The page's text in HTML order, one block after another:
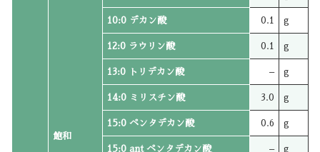
飽和
10:0 デカン酸 0.1 g
12:0 ラウリン酸 0.1 g
13:0 トリデカン酸 – g
14:0 ミリスチン酸 3.0 g
15:0 ペンタデカン酸 0.6 g
15:0 ant ペンタデカン酸 – g